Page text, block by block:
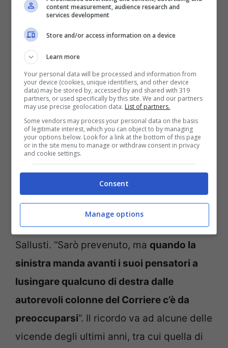
forti” che da sempre tessono le file della
politica italiana. La speranza cioè che i due
partiti attualmente più atlantisti di tutti,
nonostante siano politicamente agli
antipodi, ma che tuttavia risoltano essere
anche i più votati, dovrebbero andare
insieme al governo per dire un’ultima e
unica volta da che parte sta l’Italia:quella
degli Stati Uniti d’America e degli interessi
della Nato.
“La questione puzza di trappola lontano un
miglio”, scrive in prima pagina il direttore
Sallusti. “Sarò prevenuto, ma quando la
sinistra manda avanti i suoi pensatori a
lusingare qualcuno di destra dalle
autorevoli colonne del Corriere c’è da
preoccuparsi“. Il ricordo va ad alcune delle
vicende degli ultimi anni, tra cui quella di
content measurement, audience research and
services development
Store and/or access information on a device
Learn more
Your personal data will be processed and information from
your device (cookies, unique identifiers, and other device
data) may be stored by, accessed by and shared with 319
partners, or used specifically by this site. We and our partners
may use precise geolocation data. List of partners.
Some vendors may process your personal data on the basis
of legitimate interest, which you can object to by managing
your options below. Look for a link at the bottom of this page
or in the site menu to manage or withdraw consent in privacy
and cookie settings.
Consent
Manage options